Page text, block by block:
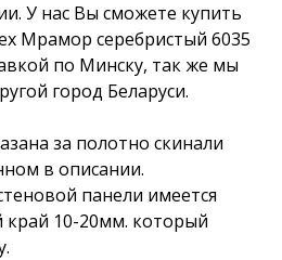
У нас Вы сможете купить
Мрамор серебристый 6035
по Минску, так же мы
город Беларуси.
за полотно скинали
в описании.
панели имеется
край 10-20мм. который